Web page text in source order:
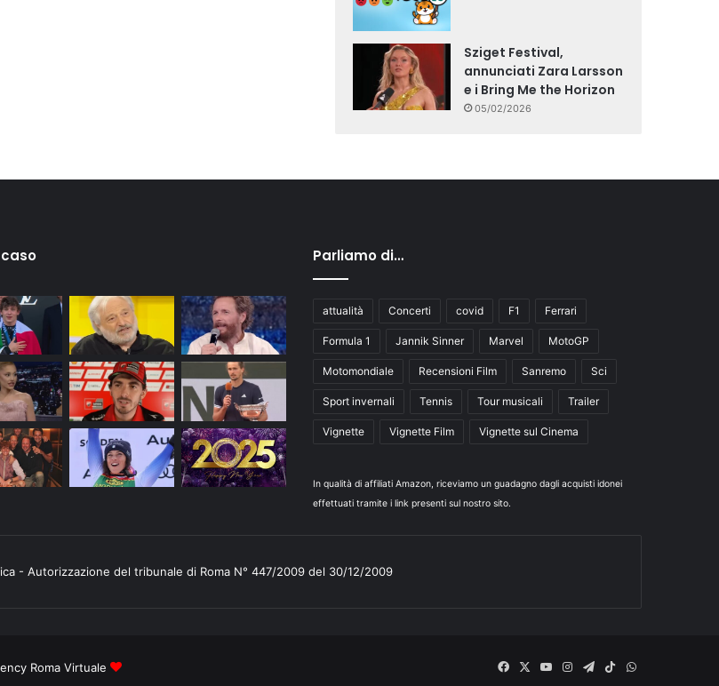
Sziget Festival,
annunciati Zara Larsson
e i Bring Me the Horizon
05/02/2026
caso Parliamo di…
attualità Concerti covid F1 Ferrari
Formula 1 Jannik Sinner Marvel MotoGP
Motomondiale Recensioni Film Sanremo Sci
Sport invernali Tennis Tour musicali Trailer
Vignette Vignette Film Vignette sul Cinema
In qualità di affiliati Amazon, riceviamo un guadagno dagli acquisti idonei
effettuati tramite i link presenti sul nostro sito.
- Autorizzazione del tribunale di Roma N° 447/2009 del 30/12/2009
Roma Virtuale Facebook
X
YouInstagram
Telegram
TikTokWhatsApp